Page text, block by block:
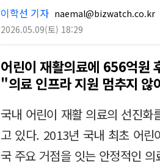
이학선 기자 naemal@bizwatch.co.kr
2026.05.09(토) 18:29
어린이 재활의료에 656억원
"의료 인프라 지원 멈추지 않
국내 어린이 재활 의료의 선진
고 있다. 2013년 국내 최초 어린
국 주요 거점을 잇는 안정적인